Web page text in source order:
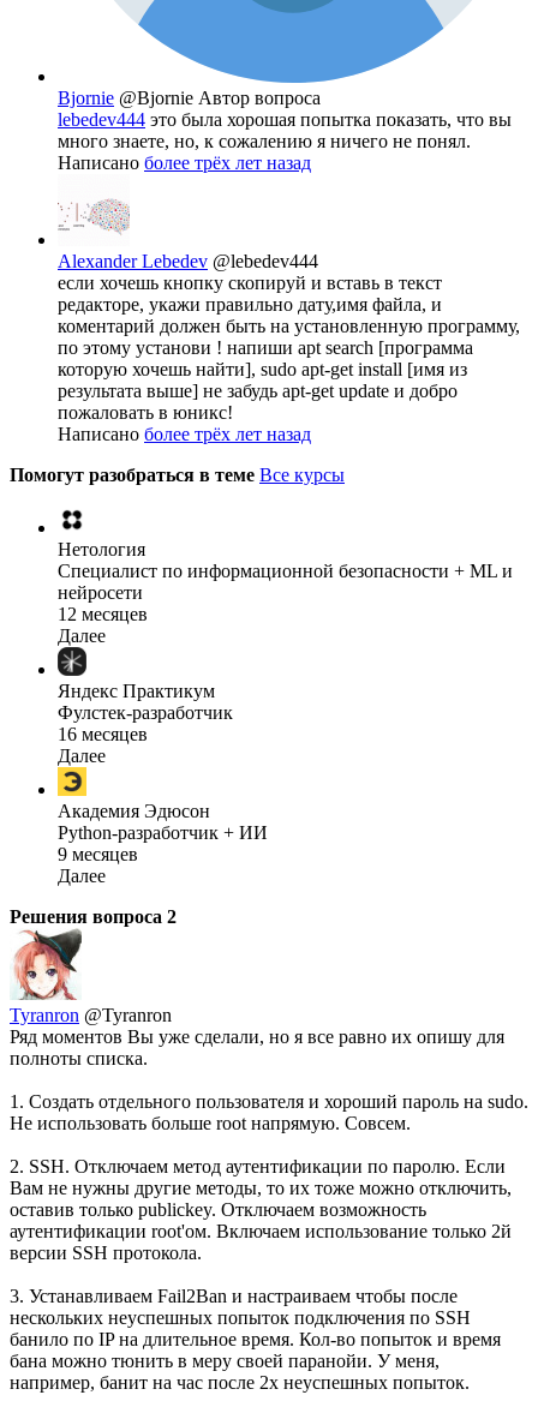
Bjornie @Bjornie Автор вопроса
lebedev444 это была хорошая попытка показать, что вы
много знаете, но, к сожалению я ничего не понял.
Написано более трёх лет назад
Alexander Lebedev @lebedev444
если хочешь кнопку скопируй и вставь в текст
редакторе, укажи правильно дату,имя файла, и
коментарий должен быть на установленную программу,
по этому установи ! напиши apt search [программа
которую хочешь найти], sudо аpt-get instаll [имя из
результата выше] не забудь аpt-gеt updаte и добро
пожаловать в юникс!
Написано более трёх лет назад
Помогут разобраться в теме Все курсы
Нетология
Специалист по информационной безопасности + ML и
нейросети
12 месяцев
Далее
Яндекс Практикум
Фулстек-разработчик
16 месяцев
Далее
Академия Эдюсон
Python-разработчик + ИИ
9 месяцев
Далее
Решения вопроса 2
Tyranron @Tyranron
Ряд моментов Вы уже сделали, но я все равно их опишу для
полноты списка.
1. Создать отдельного пользователя и хороший пароль на sudo.
Не использовать больше root напрямую. Совсем.
2. SSH. Отключаем метод аутентификации по паролю. Если
Вам не нужны другие методы, то их тоже можно отключить,
оставив только publickey. Отключаем возможность
аутентификации root'ом. Включаем использование только 2й
версии SSH протокола.
3. Устанавливаем Fail2Ban и настраиваем чтобы после
нескольких неуспешных попыток подключения по SSH
банило по IP на длительное время. Кол-во попыток и время
бана можно тюнить в меру своей паранойи. У меня,
например, банит на час после 2х неуспешных попыток.